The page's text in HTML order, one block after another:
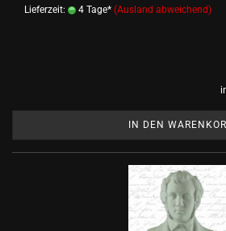
Lieferzeit:
4 Tage* (Ausland abweichend)
IN DEN